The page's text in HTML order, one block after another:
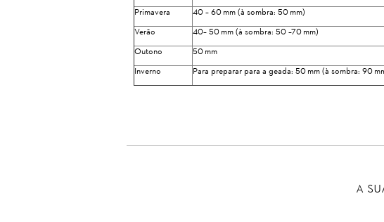
Primavera
40 – 60 mm (à sombra: 50 mm)
Verão
40– 50 mm (à sombra: 50 –70 mm)
Outono
50 mm
Inverno
Para preparar para a geada: 50 mm (à sombra: 90
A